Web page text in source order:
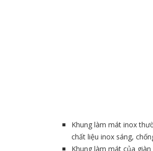
Khung làm mát inox
chất liệu inox sáng,
Khung làm mát của